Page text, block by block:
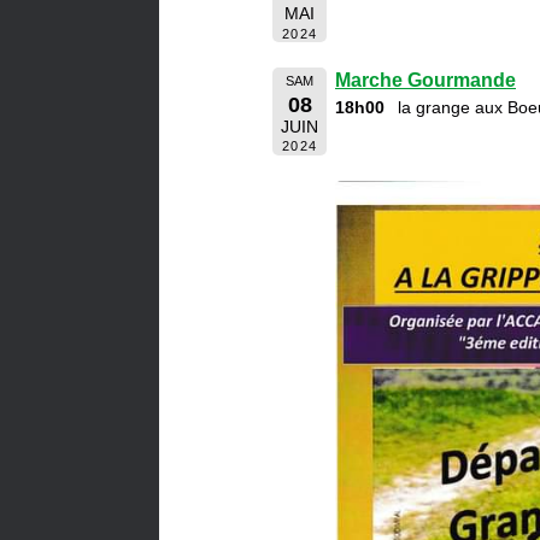
MAI
2024
SAM
08
JUIN
2024
Marche Gourmande
18h00 la grange aux